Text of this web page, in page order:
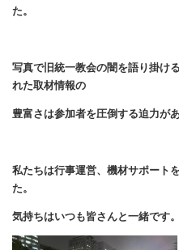
た。
写真で旧統一教会の闇を語り掛け
れた取材情報の
豊富さは参加者を圧倒する迫力があ
私たちは行事運営、機材サポート
た。
気持ちはいつも皆さんと一緒です。